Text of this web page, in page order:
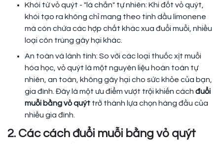
Khói từ vỏ quýt - "lá chắn" tự nhiên: Khi đốt vỏ quýt,
khói tạo ra không chỉ mang theo tinh dầu limonene
mà còn chứa các hợp chất khác xua đuổi muỗi, nhiều
loại côn trùng gây hại khác.
An toàn và lành tính: So với các loại thuốc xịt muỗi
hóa học, vỏ quýt là một nguyên liệu hoàn toàn tự
nhiên, an toàn, không gây hại cho sức khỏe của bạn,
gia đình. Đây là một ưu điểm vượt trội khiến cách đuổi
muỗi bằng vỏ quýt trở thành lựa chọn hàng đầu của
nhiều gia đình.
2. Các cách đuổi muỗi bằng vỏ quýt